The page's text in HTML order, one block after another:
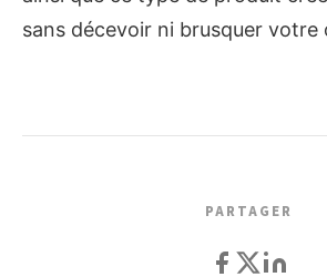
sans décevoir ni brusquer votre
PARTAGER